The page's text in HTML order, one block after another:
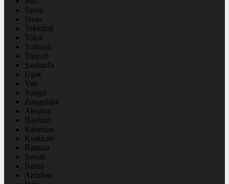
Sinop
Sivas
Tekirdağ
Tokat
Trabzon
Tunceli
Şanlıurfa
Uşak
Van
Yozgat
Zonguldak
Aksaray
Bayburt
Karaman
Kırıkkale
Batman
Şırnak
Bartın
Ardahan